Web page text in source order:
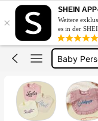
×
SHEIN
Weitere
es in der
Baby
Baby